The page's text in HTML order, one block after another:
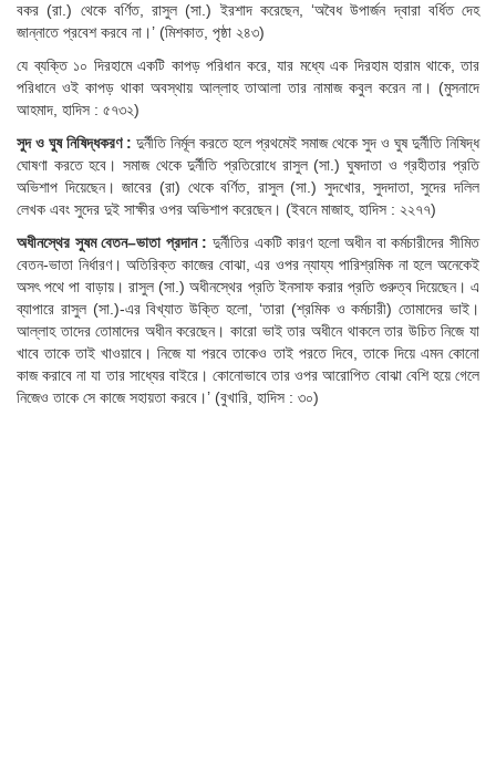
বকর (রা.) থেকে বর্ণিত, রাসুল (সা.) ইরশাদ করেছেন, ‘অবৈধ উপার্জন দ্বারা বর্ধিত দেহ
জান্নাতে প্রবেশ করবে না।’ (মিশকাত, পৃষ্ঠা ২৪৩)
যে ব্যক্তি ১০ দিরহামে একটি কাপড় পরিধান করে, যার মধ্যে এক দিরহাম হারাম থাকে, তার
পরিধানে ওই কাপড় থাকা অবস্থায় আল্লাহ তাআলা তার নামাজ কবুল করেন না। (মুসনাদে
আহমাদ, হাদিস : ৫৭৩২)
সুদ ও ঘুষ নিষিদ্ধকরণ : দুর্নীতি নির্মূল করতে হলে প্রথমেই সমাজ থেকে সুদ ও ঘুষ দুর্নীতি নিষিদ্ধ
ঘোষণা করতে হবে। সমাজ থেকে দুর্নীতি প্রতিরোধে রাসুল (সা.) ঘুষদাতা ও গ্রহীতার প্রতি
অভিশাপ দিয়েছেন। জাবের (রা) থেকে বর্ণিত, রাসুল (সা.) সুদখোর, সুদদাতা, সুদের দলিল
লেখক এবং সুদের দুই সাক্ষীর ওপর অভিশাপ করেছেন। (ইবনে মাজাহ, হাদিস : ২২৭৭)
অধীনস্থের সুষম বেতন–ভাতা প্রদান: দুর্নীতির একটি কারণ হলো অধীন বা কর্মচারীদের সীমিত
বেতন-ভাতা নির্ধারণ। অতিরিক্ত কাজের বোঝা, এর ওপর ন্যায্য পারিশ্রমিক না হলে অনেকেই
অসৎ পথে পা বাড়ায়। রাসুল (সা.) অধীনস্থের প্রতি ইনসাফ করার প্রতি গুরুত্ব দিয়েছেন। এ
ব্যাপারে রাসুল (সা.)-এর বিখ্যাত উক্তি হলো, ‘তারা (শ্রমিক ও কর্মচারী) তোমাদের ভাই।
আল্লাহ তাদের তোমাদের অধীন করেছেন। কারো ভাই তার অধীনে থাকলে তার উচিত নিজে যা
খাবে তাকে তাই খাওয়াবে। নিজে যা পরবে তাকেও তাই পরতে দিবে, তাকে দিয়ে এমন কোনো
কাজ করাবে না যা তার সাধ্যের বাইরে। কোনোভাবে তার ওপর আরোপিত বোঝা বেশি হয়ে গেলে
নিজেও তাকে সে কাজে সহায়তা করবে।’ (বুখারি, হাদিস : ৩০)